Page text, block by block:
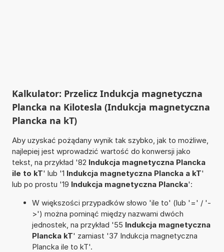
Kalkulator: Przelicz Indukcja magnetyczna
Plancka na Kilotesla (Indukcja magnetyczna
Plancka na kT)
Aby uzyskać pożądany wynik tak szybko, jak to możliwe,
najlepiej jest wprowadzić wartość do konwersji jako
tekst, na przykład '82 Indukcja magnetyczna Plancka
ile to kT' lub '1 Indukcja magnetyczna Plancka a kT'
lub po prostu '19 Indukcja magnetyczna Plancka':
W większości przypadków słowo 'ile to' (lub '=' / '-
>') można pominąć między nazwami dwóch
jednostek, na przykład '55 Indukcja magnetyczna
Plancka kT' zamiast '37 Indukcja magnetyczna
Plancka ile to kT'.